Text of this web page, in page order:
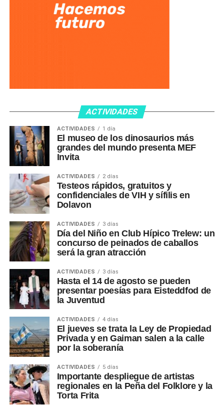
ACTIVIDADES
ACTIVIDADES 1 día
El museo de los dinosaurios más
grandes del mundo presenta MEF
Invita
ACTIVIDADES 2 días
Testeos rápidos, gratuitos y
confidenciales de VIH y sífilis en
Dolavon
ACTIVIDADES 3 días
Día del Niño en Club Hípico Trelew: un
concurso de peinados de caballos
será la gran atracción
ACTIVIDADES 3 días
Hasta el 14 de agosto se pueden
presentar poesías para Eisteddfod de
la Juventud
ACTIVIDADES 4 días
El jueves se trata la Ley de Propiedad
Privada y en Gaiman salen a la calle
por la soberanía
ACTIVIDADES 5 días
Importante despliegue de artistas
regionales en la Peña del Folklore y la
Torta Frita